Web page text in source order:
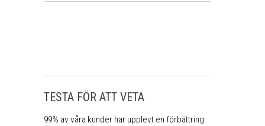
TESTA FÖR ATT VETA
99% av våra kunder har upplevt en förbättring